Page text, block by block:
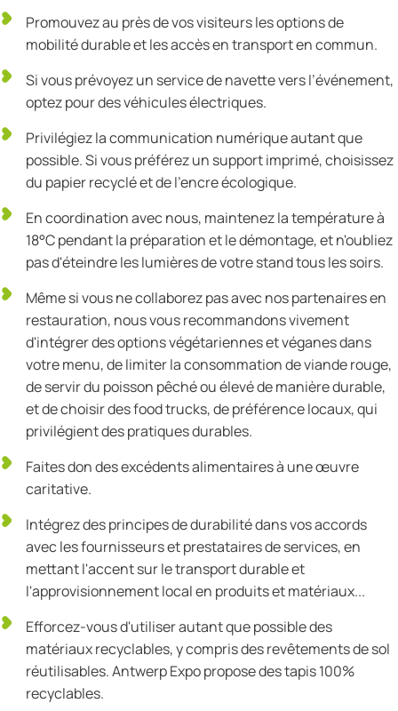
Promouvez au près de vos visiteurs les options de
mobilité durable et les accès en transport en commun.
Si vous prévoyez un service de navette vers l’événement,
optez pour des véhicules électriques.
Privilégiez la communication numérique autant que
possible. Si vous préférez un support imprimé, choisissez
du papier recyclé et de l'encre écologique.
En coordination avec nous, maintenez la température à
18°C pendant la préparation et le démontage, et n'oubliez
pas d'éteindre les lumières de votre stand tous les soirs.
Même si vous ne collaborez pas avec nos partenaires en
restauration, nous vous recommandons vivement
d'intégrer des options végétariennes et véganes dans
votre menu, de limiter la consommation de viande rouge,
de servir du poisson pêché ou élevé de manière durable,
et de choisir des food trucks, de préférence locaux, qui
privilégient des pratiques durables.
Faites don des excédents alimentaires à une œuvre
caritative.
Intégrez des principes de durabilité dans vos accords
avec les fournisseurs et prestataires de services, en
mettant l'accent sur le transport durable et
l'approvisionnement local en produits et matériaux...
Efforcez-vous d'utiliser autant que possible des
matériaux recyclables, y compris des revêtements de sol
réutilisables. Antwerp Expo propose des tapis 100%
recyclables.